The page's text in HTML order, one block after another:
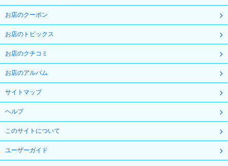
お店のクーポン
お店のトピックス
お店のクチコミ
お店のアルバム
サイトマップ
ヘルプ
このサイトについて
ユーザーガイド